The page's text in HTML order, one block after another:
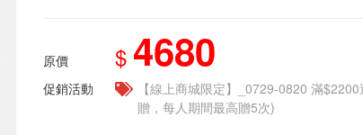
原價 $ 4680
促銷活動
【線上商城限定】_0729-0820 滿
贈，每人期間最高贈5次)